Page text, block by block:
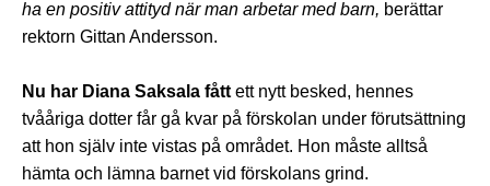
ha en positiv attityd när man arbetar med barn, berättar
rektorn Gittan Andersson.
Nu har Diana Saksala fått ett nytt besked, hennes
tvååriga dotter får gå kvar på förskolan under förutsättning
att hon själv inte vistas på området. Hon måste alltså
hämta och lämna barnet vid förskolans grind.